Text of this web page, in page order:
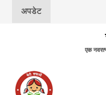
अपडेट
एक